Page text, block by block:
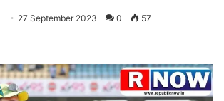
27 September 2023 0 57